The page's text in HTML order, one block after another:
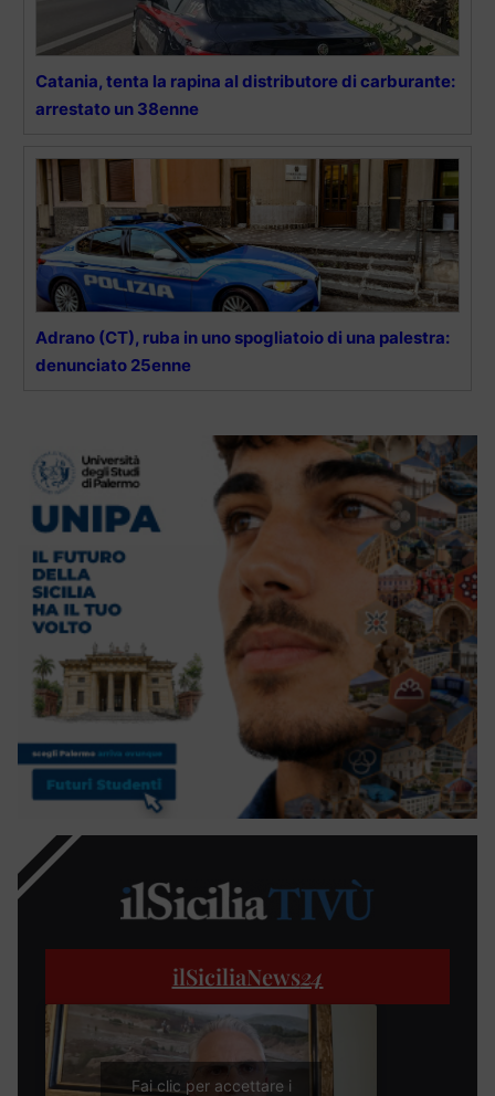
Catania, tenta la rapina al distributore di carburante:
arrestato un 38enne
Adrano (CT), ruba in uno spogliatoio di una palestra:
denunciato 25enne
ilSiciliaNews24
Fai clic per accettare i